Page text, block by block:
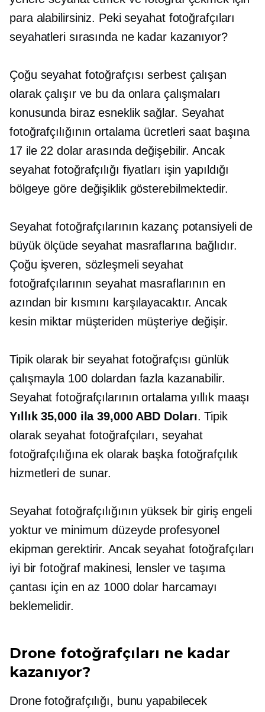
para alabilirsiniz. Peki seyahat fotoğrafçıları
seyahatleri sırasında ne kadar kazanıyor?
Çoğu seyahat fotoğrafçısı serbest çalışan
olarak çalışır ve bu da onlara çalışmaları
konusunda biraz esneklik sağlar. Seyahat
fotoğrafçılığının ortalama ücretleri saat başına
17 ile 22 dolar arasında değişebilir. Ancak
seyahat fotoğrafçılığı fiyatları işin yapıldığı
bölgeye göre değişiklik gösterebilmektedir.
Seyahat fotoğrafçılarının kazanç potansiyeli de
büyük ölçüde seyahat masraflarına bağlıdır.
Çoğu işveren, sözleşmeli seyahat
fotoğrafçılarının seyahat masraflarının en
azından bir kısmını karşılayacaktır. Ancak
kesin miktar müşteriden müşteriye değişir.
Tipik olarak bir seyahat fotoğrafçısı günlük
çalışmayla 100 dolardan fazla kazanabilir.
Seyahat fotoğrafçılarının ortalama yıllık maaşı
Yıllık 35,000 ila 39,000 ABD Doları. Tipik
olarak seyahat fotoğrafçıları, seyahat
fotoğrafçılığına ek olarak başka fotoğrafçılık
hizmetleri de sunar.
Seyahat fotoğrafçılığının yüksek bir giriş engeli
yoktur ve minimum düzeyde profesyonel
ekipman gerektirir. Ancak seyahat fotoğrafçıları
iyi bir fotoğraf makinesi, lensler ve taşıma
çantası için en az 1000 dolar harcamayı
beklemelidir.
Drone fotoğrafçıları ne kadar
kazanıyor?
Drone fotoğrafçılığı, bunu yapabilecek